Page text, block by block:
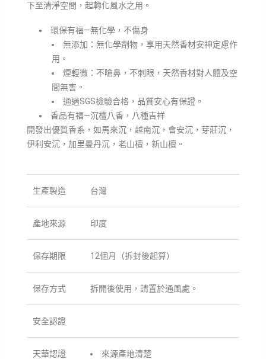
下至清淨空間，起轉化風水之用。
環保有福—無化學，不傷身
無添加：無化學劑物，享用天然香材安神定慮作
用。
煙輕微：不嗆鼻，不刺眼，天然香材對人體及空
間無害。
通過SGS檢驗合格，品質安心有保證。
香品有福—沉檀八香，八種吉祥
開發出優質香系，如馬來沉，越南沉，會安沉，芽莊沉，
伊利安沉，加里曼丹沉，老山檀，新山檀。
生產製造 台灣
產地來源 印度
保存期限 12個月（拆封後起算）
保存方式 拆開後使用，請置於通風處。
安全認證
天華認證
來源產地清楚